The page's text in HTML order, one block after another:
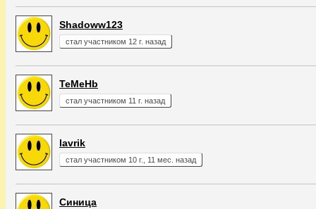
Shadoww123
стал участником 12 г. назад
TeMeHb
стал участником 11 г. назад
lavrik
стал участником 10 г., 11 мес. назад
Синица